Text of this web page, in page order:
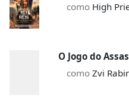
como High
O Jogo do
como Zvi